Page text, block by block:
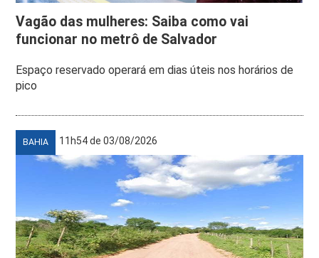
Vagão das mulheres: Saiba como vai
funcionar no metrô de Salvador
Espaço reservado operará em dias úteis nos horários de
pico
BAHIA 11h54 de 03/08/2026